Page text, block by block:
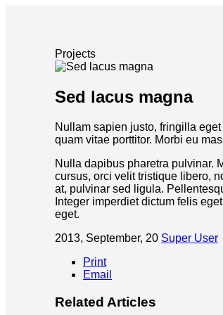
Projects
Sed lacus magna
Nullam sapien justo, fringilla
quam vitae porttitor. Morbi eu
Nulla dapibus pharetra pulvinar.
cursus, orci velit tristique libero,
at, pulvinar sed ligula.
Integer imperdiet dictum felis
eget.
2013, September, 20 Super User
Print
Email
Related Articles